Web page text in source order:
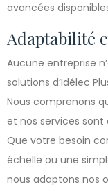
avancées
Adaptabilité
Aucune entreprise
solutions d’Idélec
Nous comprenons
et nos services
Que votre besoin
échelle ou une
nous adaptons nos